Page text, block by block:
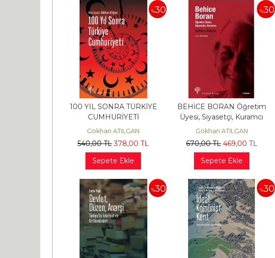
%30
100 YIL SONRA TÜRKİYE
CUMHURİYETİ
Gökhan ATILGAN
540,00TL 378,00 TL
Sepete Ekle
%30
BEHİCE BORAN Öğretim
Üyesi, Siyasetçi, Kuramcı
Gökhan ATILGAN
670,00TL 469,00 TL
Sepete Ekle
%30 %30